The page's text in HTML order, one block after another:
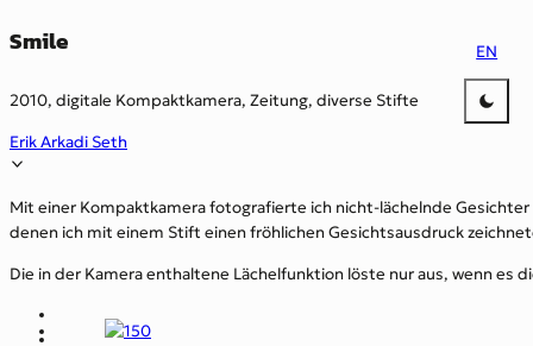
Smile
2010, digitale Kompaktkamera, Zeitung, diverse Stifte
Erik Arkadi Seth
EN
Mit einer Kompaktkamera fotografierte ich nicht-lächelnde
denen ich mit einem Stift einen fröhlichen Gesichtsausdruck
Die in der Kamera enthaltene Lächelfunktion löste nur aus, wenn es